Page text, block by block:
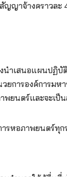
ญาจ้างคราวละ
นำเสนอแผนปฏิ
ยการองค์การมห
พยนตร์และจะเ
รหอภาพยนตร์ทุก